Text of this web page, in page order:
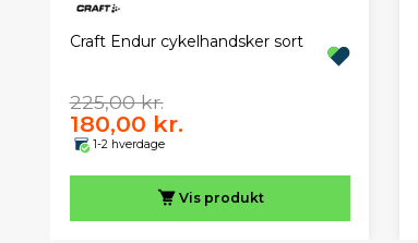
Craft Endur cykelhandsker sort
225,00 kr.
180,00 kr.
1-2 hverdage
Vis produkt